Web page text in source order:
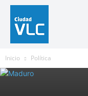
Inicio Política